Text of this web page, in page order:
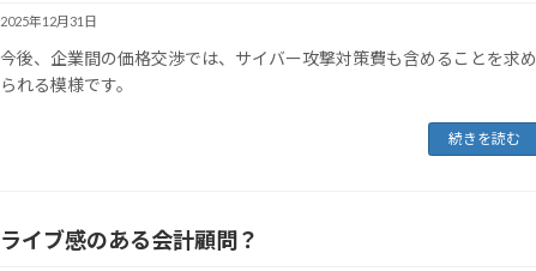
2025年12月31日
今後、企業間の価格交渉では、サイバー攻撃対策費も含めることを求め
られる模様です。
続きを読む
ライブ感のある会計顧問？